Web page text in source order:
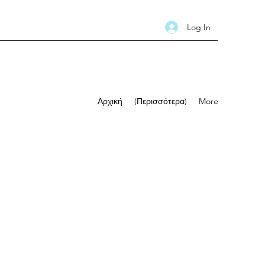
Log In
Αρχική (Περισσότερα) More